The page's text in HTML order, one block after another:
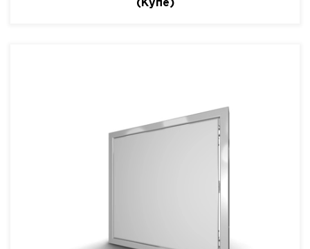
(Купе)